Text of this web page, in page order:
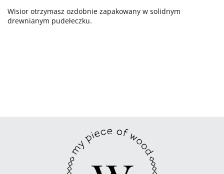
Wisior otrzymasz ozdobnie zapakowany w solidnym
drewnianym pudełeczku.